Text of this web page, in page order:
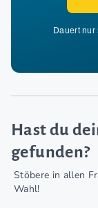
Dauert nur
Hast du
gefunden?
Stöbere in allen
Wahl!